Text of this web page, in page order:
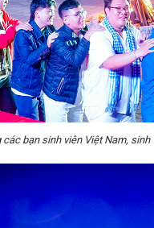
các bạn sinh viên Việt Nam,